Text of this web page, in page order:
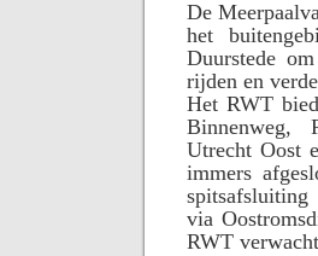
De
het
Duurstede
rijden en
Het RWT
Binnenweg,
Utrecht Oost
immers
via
RWT